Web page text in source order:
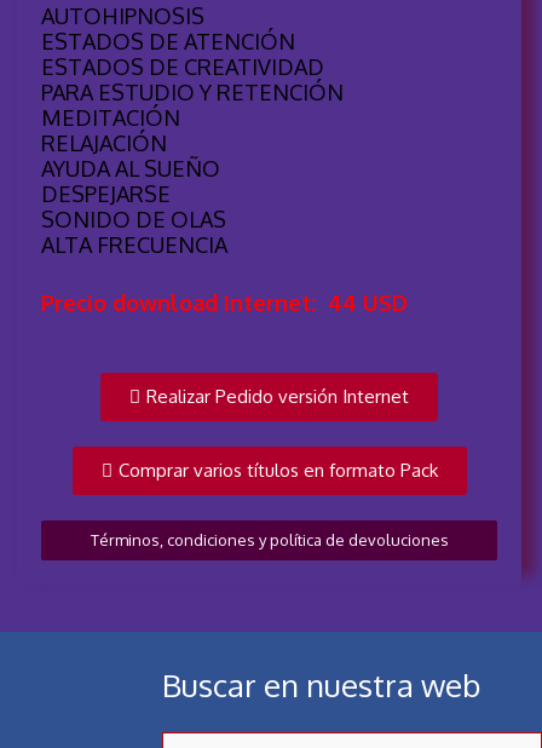
AUTOHIPNOSIS
ESTADOS DE ATENCIÓN
ESTADOS DE CREATIVIDAD
PARA ESTUDIO Y RETENCIÓN
MEDITACIÓN
RELAJACIÓN
AYUDA AL SUEÑO
DESPEJARSE
SONIDO DE OLAS
ALTA FRECUENCIA
Precio download Internet: 44 USD
Realizar Pedido versión Internet
Comprar varios títulos en formato Pack
Términos, condiciones y política de devoluciones
Buscar en nuestra web